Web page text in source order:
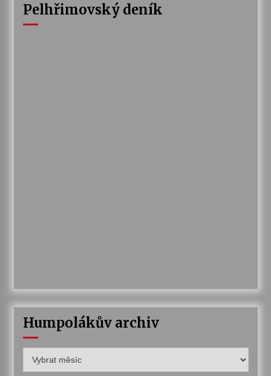
Pelhřimovský deník
Humpolákův archiv
archiv